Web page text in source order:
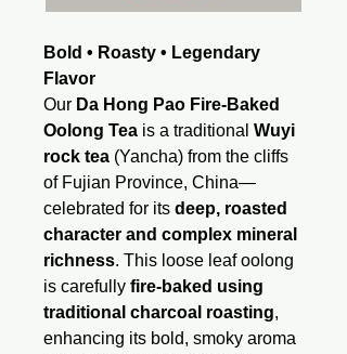
Bold • Roasty • Legendary
Flavor
Our Da Hong Pao Fire-Baked
Oolong Tea is a traditional Wuyi
rock tea (Yancha) from the cliffs
of Fujian Province, China—
celebrated for its deep, roasted
character and complex mineral
richness. This loose leaf oolong
is carefully fire-baked using
traditional charcoal roasting,
enhancing its bold, smoky aroma